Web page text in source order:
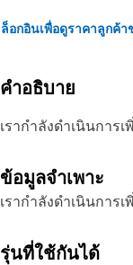
ล็อกอินเพื่อดูราคาลูกค้
คำอธิบาย
เรากำลังดำเนินกา
ข้อมูลจำเพาะ
เรากำลังดำเนินกา
รุ่นที่ใช้กันได้